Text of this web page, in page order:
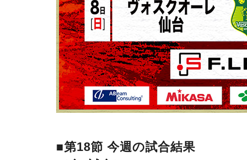
■第18節 今週の試合結果